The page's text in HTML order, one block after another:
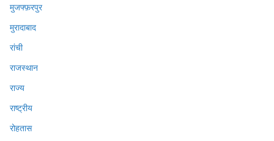
मुजफ्फ़रपुर
मुरादाबाद
रांची
राजस्थान
राज्य
राष्ट्रीय
रोहतास